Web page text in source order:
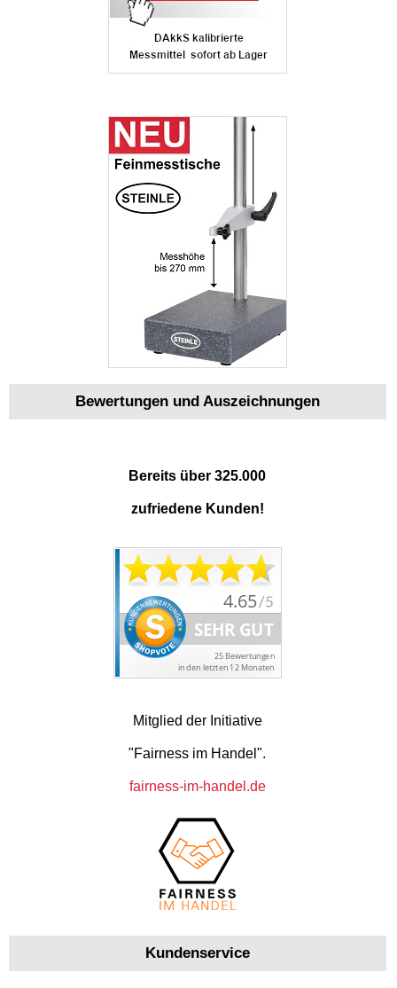
Bewertungen und Auszeichnungen
Bereits über 325.000
zufriedene Kunden!
Mitglied der Initiative
"Fairness im Handel".
fairness-im-handel.de
Kundenservice